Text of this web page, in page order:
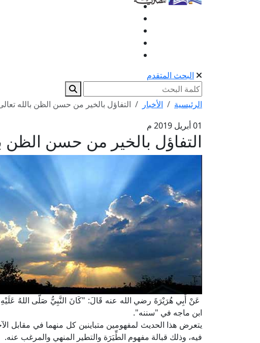
البحث المتقدم
الرئيسية الأخبار
التفاؤل بالخير من حسن الظن بالله
01 أبريل 2019 م
التفاؤل بالخير من حسن الظن
عَنْ أَبِي هُرَيْرَةَ رضي الله عنه قَالَ: "كَانَ النَّبِيُّ صَلَّى اللهُ
ابن ماجه في "سننه".
يتعرض هذا الحديث لمفهومين متباينين كل منهما في مقابل
فيه، وذلك قبالة مفهوم الطِّيَرَة والتطير المنهي والمرغب عنه.